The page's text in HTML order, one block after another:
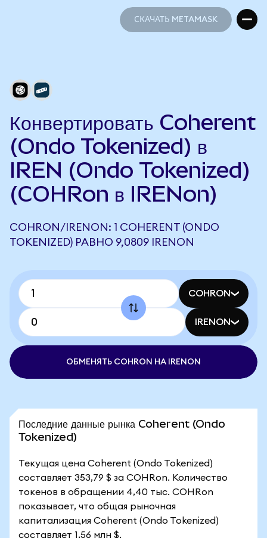
СКАЧАТЬ METAMASK
Конвертировать Coherent
(Ondo Tokenized) в
IREN (Ondo Tokenized)
(COHRon в IRENon)
COHRON/IRENON: 1 COHERENT (ONDO
TOKENIZED) РАВНО 9,0809 IRENON
COHRON
IRENON
ОБМЕНЯТЬ COHRON НА IRENON
Последние данные рынка Coherent (Ondo
Tokenized)
Текущая цена Coherent (Ondo Tokenized)
составляет 353,79 $ за COHRon. Количество
токенов в обращении 4,40 тыс. COHRon
показывает, что общая рыночная
капитализация Coherent (Ondo Tokenized)
составляет 1,56 млн $.